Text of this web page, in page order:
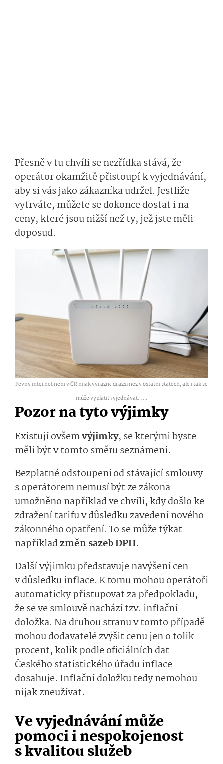
Přesně v tu chvíli se nezřídka stává, že
operátor okamžitě přistoupí k vyjednávání,
aby si vás jako zákazníka udržel. Jestliže
vytrváte, můžete se dokonce dostat i na
ceny, které jsou nižší než ty, jež jste měli
doposud.
Pevný internet není v ČR nijak výrazně dražší než v ostatní státech, ale i tak se
může vyplatit vyjednávat. ,...
Pozor na tyto výjimky
Existují ovšemvýjimky, se kterými byste
měli být v tomto směru seznámeni.
Bezplatné odstoupení od stávající smlouvy
s operátorem nemusí být ze zákona
umožněno například ve chvíli, kdy došlo ke
zdražení tarifu v důsledku zavedení nového
zákonného opatření. To se může týkat
napříkladzměn sazeb DPH.
Další výjimku představuje navýšení cen
v důsledku inflace. K tomu mohou operátoři
automaticky přistupovat za předpokladu,
že se ve smlouvě nachází tzv. inflační
doložka. Na druhou stranu v tomto případě
mohou dodavatelé zvýšit cenu jen o tolik
procent, kolik podle oficiálních dat
Českého statistického úřadu inflace
dosahuje. Inflační doložku tedy nemohou
nijak zneužívat.
Ve vyjednávání může
pomoci i nespokojenost
s kvalitou služeb